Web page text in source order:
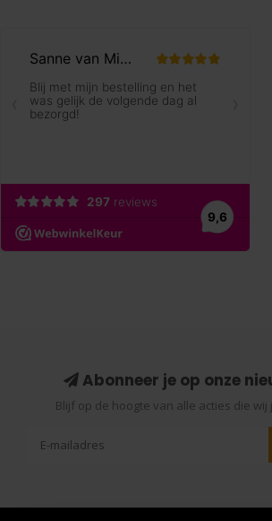
Abonneer je op onze
Blijf op de hoogte van alle acties die